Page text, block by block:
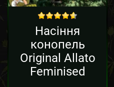
Насіння
конопель
Original Allato
Feminised